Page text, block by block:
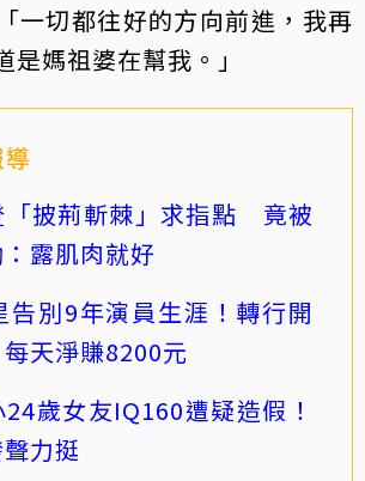
一切都往好的方向前進，我再
是媽祖婆在幫我。」
「披荊斬棘」求指點 竟被
露肌肉就好
告別9年演員生涯！轉行開
天淨賺8200元
歲女友IQ160遭疑造假！
力挺